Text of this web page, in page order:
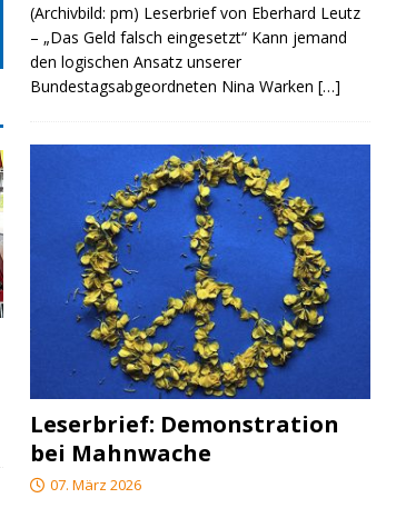
(Archivbild: pm) Leserbrief von Eberhard Leutz
– „Das Geld falsch eingesetzt“ Kann jemand
den logischen Ansatz unserer
Bundestagsabgeordneten Nina Warken[…]
Leserbrief: Demonstration
bei Mahnwache
07. März 2026